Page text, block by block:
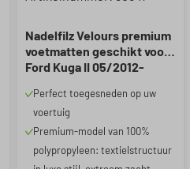
Nadelfilz Velours premium
voetmatten geschikt voor
Ford Kuga II 05/2012-
Perfect toegesneden op uw
voertuig
Premium-model van 100%
polypropyleen: textielstructuur